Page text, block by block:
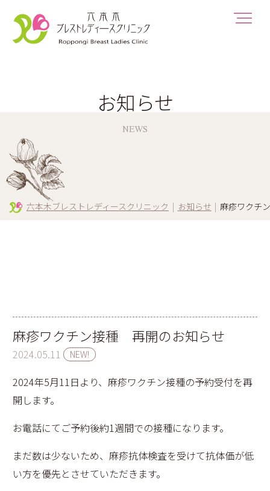
お知らせ
NEWS
六本木ブレストレディースクリニック | お知らせ | 麻疹ワクチ
麻疹ワクチン接種 再開のお知らせ
2024.05.11 NEW!
2024年5月11日より、麻疹ワクチン接種の予約受付を再
開します。
お電話にてご予約後約1週間での接種になります。
まだ数は少ないため、麻疹抗体検査を受けて抗体価が低
い方を優先とさせていただきます。